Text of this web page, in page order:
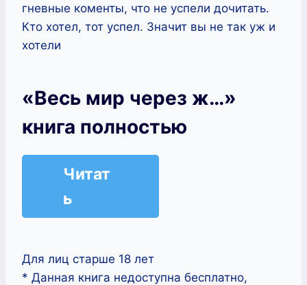
гневные коменты, что не успели дочитать.
Кто хотел, тот успел. Значит вы не так уж и
хотели
«Весь мир через ж…»
книга полностью
Читат
ь
Для лиц старше 18 лет
* Данная книга недоступна бесплатно,